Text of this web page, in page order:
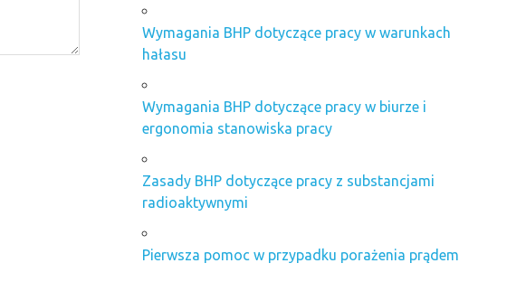
Wymagania BHP dotyczące pracy w warunkach
hałasu
Wymagania BHP dotyczące pracy w biurze i
ergonomia stanowiska pracy
Zasady BHP dotyczące pracy z substancjami
radioaktywnymi
Pierwsza pomoc w przypadku porażenia prądem